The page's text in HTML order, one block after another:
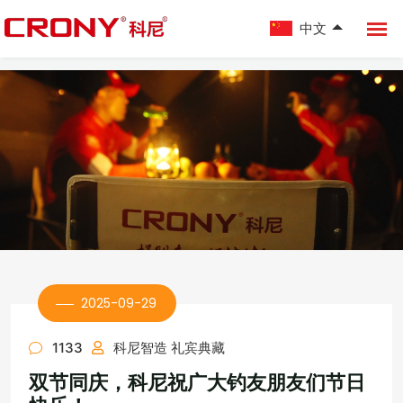
中文
2025-09-29
1133 科尼智造 礼宾典藏
双节同庆，科尼祝广大钓友朋友们节日